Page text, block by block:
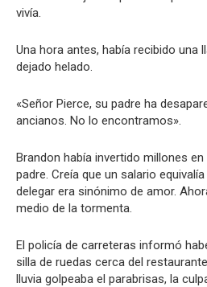
vivía.
Una hora antes, había recibido una
dejado helado.
«Señor Pierce, su padre ha
ancianos. No lo encontramos».
Brandon había invertido millones
padre. Creía que un salario
delegar era sinónimo de amor.
medio de la tormenta.
El policía de carreteras informó
silla de ruedas cerca del
lluvia golpeaba el parabrisas, la